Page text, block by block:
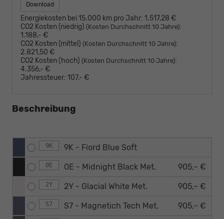
Download
Energiekosten bei 15.000 km pro Jahr: 1.517,28 €
CO2 Kosten (niedrig) (Kosten Durchschnitt 10 Jahre):
1.188,- €
CO2 Kosten (mittel) (Kosten Durchschnitt 10 Jahre):
2.821,50 €
CO2 Kosten (hoch) (Kosten Durchschnitt 10 Jahre):
4.356,- €
Jahressteuer: 107,- €
Beschreibung
9K 9K - Fiord Blue Soft
0E 0E - Midnight Black Met. 905,– €
2Y 2Y - Glacial White Met. 905,– €
S7 S7 - Magnetich Tech Met. 905,– €